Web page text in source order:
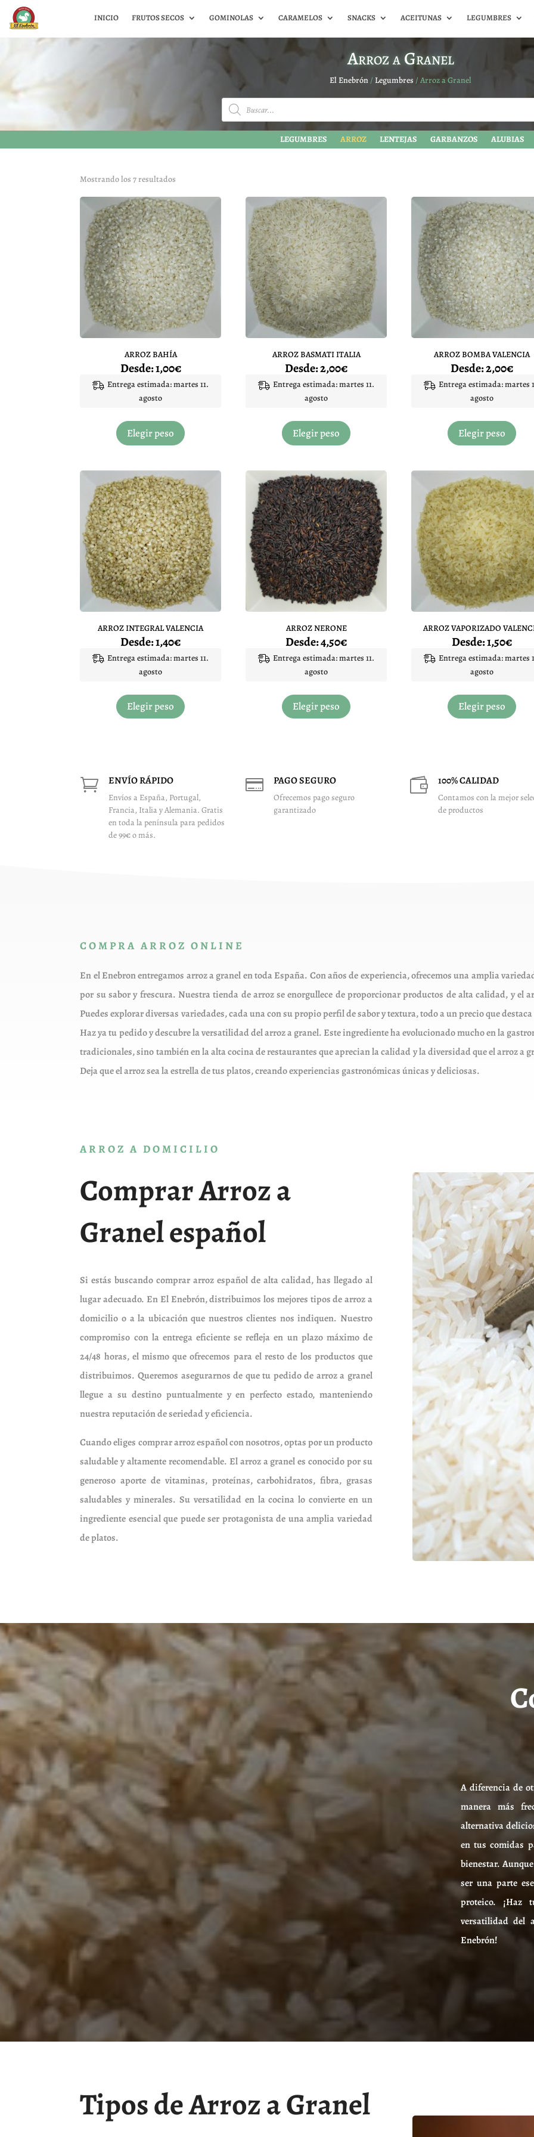
INICIO FRUTOS SECOS GOMINOLAS CARAMELOS SNACKS ACEITUNAS LEGUMBRES
Arroz a Granel
El Enebrón/ Legumbres / Arroz a Granel
Búsqueda
de
productos
LEGUMBRES
ARROZ LENTEJAS GARBANZOS ALUBIAS
Mostrando los 7 resultados
ARROZ BAHÍA
Desde:1,00€
Entrega estimada: martes 11.
agosto
Elegir peso
producto
variantes.
Las
opciones
se
pueden
elegir
en
la
página
de
producto
ARROZ BASMATI ITALIA
Desde:2,00€
Entrega estimada: martes 11.
agosto
Elegir peso
producto
variantes.
Las
opciones
se
pueden
elegir
en
la
página
de
producto
ARROZ BOMBA VALENCIA
Desde:2,00€
Entrega estimada: martes
agosto
Elegir peso
Las
se
en
la
de
ARROZ INTEGRAL VALENCIA
Desde:1,40€
Entrega estimada: martes 11.
agosto
Elegir peso
producto
pueden
elegir
en
ARROZ NERONE
Desde:4,50€
Entrega estimada: martes 11.
agosto
Elegir peso
producto
pueden
ARROZ VAPORIZADO
Desde:1,50€
Entrega estimada: martes
agosto
Elegir peso
 ENVÍO RÁPIDO
Envíos a España, Portugal,
Francia, Italia y Alemania. Gratis
en toda la península para pedidos
de 99€ o más.
 PAGO SEGURO
Ofrecemos pago seguro
garantizado
 100% CALIDAD
Contamos con la mejor
de productos
COMPRA ARROZ ONLINE
En el Enebron entregamos arroz a granel en toda España. Con años de experiencia, ofrecemos una amplia
por su sabor y frescura. Nuestra tienda de arroz se enorgullece de proporcionar productos de alta calidad, y el
Puedes explorar diversas variedades, cada una con su propio perfil de sabor y textura, todo a un precio que
Haz ya tu pedido y descubre la versatilidad del arroz a granel. Este ingrediente ha evolucionado mucho en la
tradicionales, sino también en la alta cocina de restaurantes que aprecian la calidad y la diversidad que el arroz a
Deja que el arroz sea la estrella de tus platos, creando experiencias gastronómicas únicas y deliciosas.
ARROZ A DOMICILIO
Comprar Arroz a
Granel español
Si estás buscando comprar arroz español de alta calidad, has llegado al
lugar adecuado. En El Enebrón, distribuimos los mejores tipos de arroz a
domicilio o a la ubicación que nuestros clientes nos indiquen. Nuestro
compromiso con la entrega eficiente se refleja en un plazo máximo de
24/48 horas, el mismo que ofrecemos para el resto de los productos que
distribuimos. Queremos asegurarnos de que tu pedido de arroz a granel
llegue a su destino puntualmente y en perfecto estado, manteniendo
nuestra reputación de seriedad y eficiencia.
Cuando eliges comprar arroz español con nosotros, optas por un producto
saludable y altamente recomendable. El arroz a granel es conocido por su
generoso aporte de vitaminas, proteínas, carbohidratos, fibra, grasas
saludables y minerales. Su versatilidad en la cocina lo convierte en un
ingrediente esencial que puede ser protagonista de una amplia variedad
de platos.
A diferencia de
manera más
alternativa
en tus comidas
bienestar.
ser una parte
proteico. ¡Haz
versatilidad del
Enebrón!
Tipos de Arroz a Granel